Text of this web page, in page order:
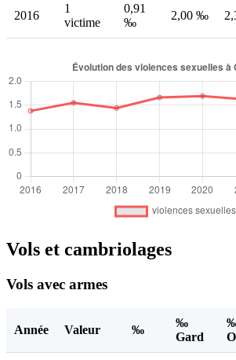
2016
1
victime
0,91
‰
2,00 ‰
Vols et cambriolages
Vols avec armes
Année Valeur ‰
‰
Gard